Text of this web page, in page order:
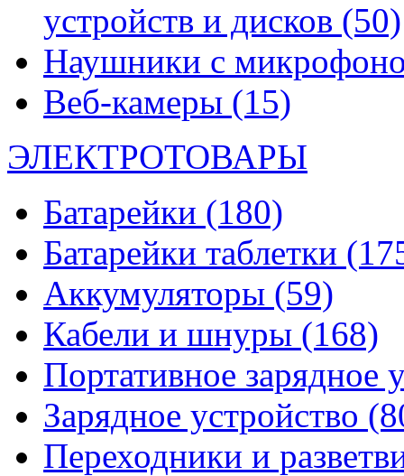
устройств и дисков (50)
Наушники с
Веб-камеры (15)
ЭЛЕКТРОТОВАРЫ
Батарейки (180)
Батарейки таблетки
Аккумуляторы (59)
Кабели и шнуры (168)
Портативное зарядное
Зарядное устройство
Переходники и